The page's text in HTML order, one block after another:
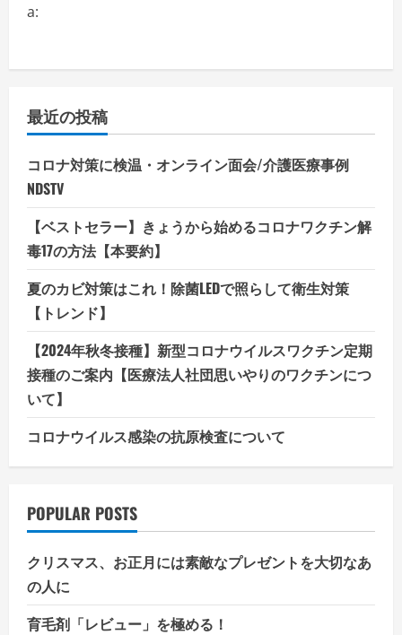
a:
最近の投稿
コロナ対策に検温・オンライン面会/介護医療事例
NDSTV
【ベストセラー】きょうから始めるコロナワクチン解
毒17の方法【本要約】
夏のカビ対策はこれ！除菌LEDで照らして衛生対策
【トレンド】
【2024年秋冬接種】新型コロナウイルスワクチン定期
接種のご案内【医療法人社団思いやりのワクチンにつ
いて】
コロナウイルス感染の抗原検査について
POPULAR POSTS
クリスマス、お正月には素敵なプレゼントを大切なあ
の人に
育毛剤「レビュー」を極める！